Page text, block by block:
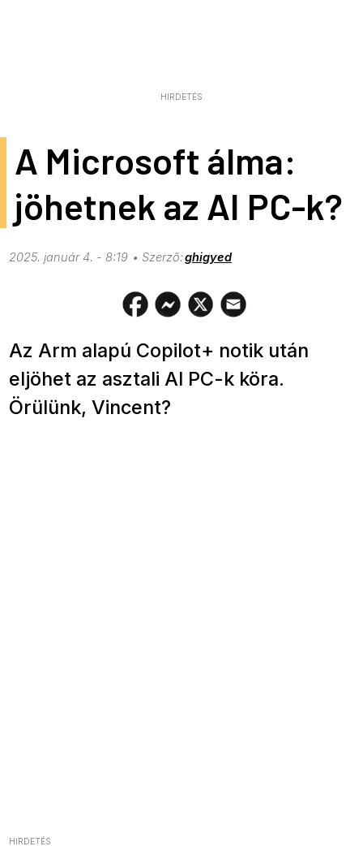
HIRDETÉS
A Microsoft álma:
jöhetnek az AI PC-k?
2025. január 4. - 8:19 ghigyed
Az Arm alapú Copilot+ notik után
eljöhet az asztali AI PC-k köra.
Örülünk, Vincent?
HIRDETÉS